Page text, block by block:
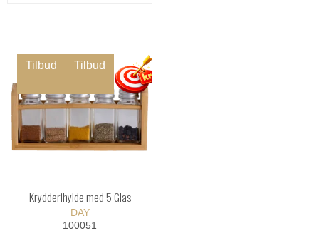
Tilbud Tilbud
Krydderihylde med 5 Glas
DAY
100051